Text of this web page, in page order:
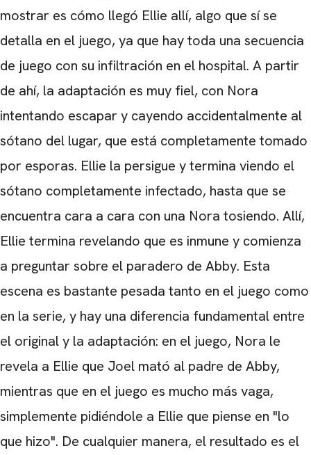
mostrar es cómo llegó Ellie allí, algo que sí se
detalla en el juego, ya que hay toda una secuencia
de juego con su infiltración en el hospital. A partir
de ahí, la adaptación es muy fiel, con Nora
intentando escapar y cayendo accidentalmente al
sótano del lugar, que está completamente tomado
por esporas. Ellie la persigue y termina viendo el
sótano completamente infectado, hasta que se
encuentra cara a cara con una Nora tosiendo. Allí,
Ellie termina revelando que es inmune y comienza
a preguntar sobre el paradero de Abby. Esta
escena es bastante pesada tanto en el juego como
en la serie, y hay una diferencia fundamental entre
el original y la adaptación: en el juego, Nora le
revela a Ellie que Joel mató al padre de Abby,
mientras que en el juego es mucho más vaga,
simplemente pidiéndole a Ellie que piense en "lo
que hizo". De cualquier manera, el resultado es el